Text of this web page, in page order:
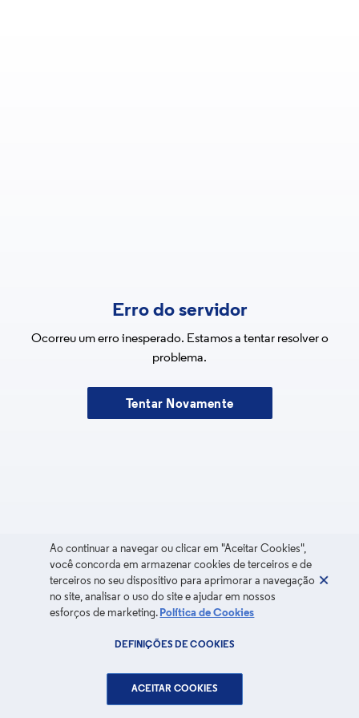
Erro do servidor
Ocorreu um erro inesperado. Estamos a tentar resolver o
problema.
Tentar Novamente
Ao continuar a navegar ou clicar em "Aceitar Cookies",
você concorda em armazenar cookies de terceiros e de
terceiros no seu dispositivo para aprimorar a navegação
no site, analisar o uso do site e ajudar em nossos
esforços de marketing. Política de Cookies
DEFINIÇÕES DE COOKIES
ACEITAR COOKIES